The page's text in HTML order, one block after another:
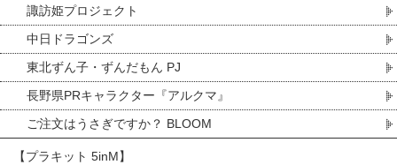
諏訪姫プロジェクト
中日ドラゴンズ
東北ずん子・ずんだもん PJ
長野県PRキャラクター『アルクマ』
ご注文はうさぎですか？ BLOOM
【プラキット 5inM】